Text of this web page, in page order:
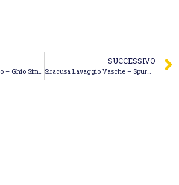
Lavaggio Vasche Bosio – Ghio Simone
SUCCESSIVO
Siracusa Lavaggio Vasche – Spurgo Salino Salvatore